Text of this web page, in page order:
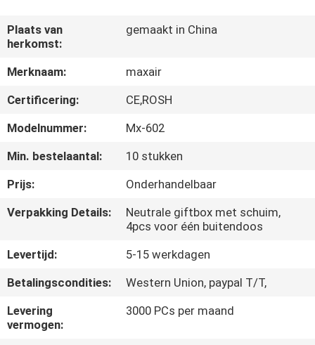
FABRIEKSREIS
KWALITEITSCONTROLE
CONTACTEER
ONS
VERZOEK
CITAAT
SHOPPING
ONLINE
Plaats van
herkomst:
gemaakt in China
Merknaam:
maxair
Certificering:
CE,ROSH
Modelnummer:
Mx-602
Min. bestelaantal:
10 stukken
Prijs:
Onderhandelbaar
Verpakking Details:
Neutrale giftbox met schuim,
4pcs voor één buitendoos
Levertijd:
5-15 werkdagen
Betalingscondities:
Western Union, paypal T/T,
Levering
vermogen:
3000 PCs per maand